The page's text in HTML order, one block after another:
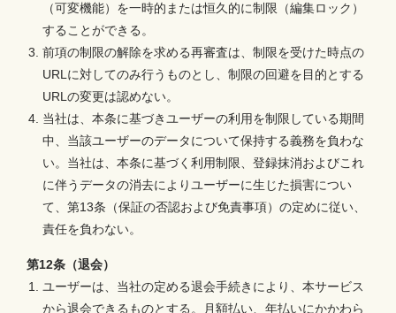
（可変機能）を一時的または恒久的に制限（編集ロック）
することができる。
前項の制限の解除を求める再審査は、制限を受けた時点の
URLに対してのみ行うものとし、制限の回避を目的とする
URLの変更は認めない。
当社は、本条に基づきユーザーの利用を制限している期間
中、当該ユーザーのデータについて保持する義務を負わな
い。当社は、本条に基づく利用制限、登録抹消およびこれ
に伴うデータの消去によりユーザーに生じた損害につい
て、第13条（保証の否認および免責事項）の定めに従い、
責任を負わない。
第12条（退会）
ユーザーは、当社の定める退会手続きにより、本サービス
から退会できるものとする。月額払い、年払いにかかわら